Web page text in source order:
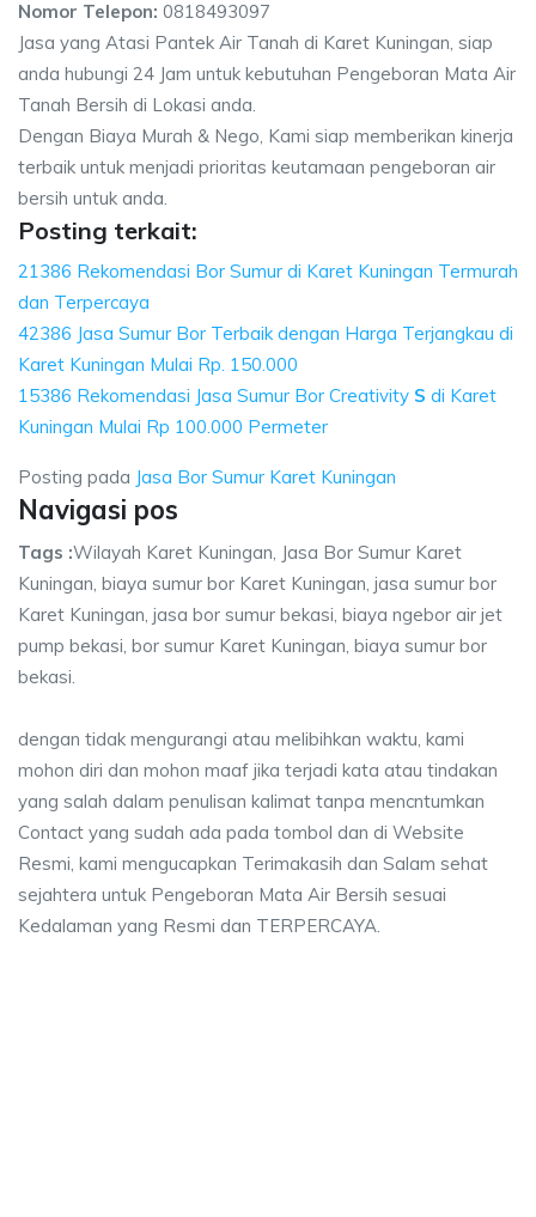
Nomor Telepon: 0818493097
Jasa yang Atasi Pantek Air Tanah di Karet Kuningan, siap
anda hubungi 24 Jam untuk kebutuhan Pengeboran Mata Air
Tanah Bersih di Lokasi anda.
Dengan Biaya Murah & Nego, Kami siap memberikan kinerja
terbaik untuk menjadi prioritas keutamaan pengeboran air
bersih untuk anda.
Posting terkait:
21386 Rekomendasi Bor Sumur di Karet Kuningan Termurah
dan Terpercaya
42386 Jasa Sumur Bor Terbaik dengan Harga Terjangkau di
Karet Kuningan Mulai Rp. 150.000
15386 Rekomendasi Jasa Sumur Bor Creativity S di Karet
Kuningan Mulai Rp 100.000 Permeter
Posting pada Jasa Bor Sumur Karet Kuningan
Navigasi pos
Tags :Wilayah Karet Kuningan, Jasa Bor Sumur Karet
Kuningan, biaya sumur bor Karet Kuningan, jasa sumur bor
Karet Kuningan, jasa bor sumur bekasi, biaya ngebor air jet
pump bekasi, bor sumur Karet Kuningan, biaya sumur bor
bekasi.
dengan tidak mengurangi atau melibihkan waktu, kami
mohon diri dan mohon maaf jika terjadi kata atau tindakan
yang salah dalam penulisan kalimat tanpa mencntumkan
Contact yang sudah ada pada tombol dan di Website
Resmi, kami mengucapkan Terimakasih dan Salam sehat
sejahtera untuk Pengeboran Mata Air Bersih sesuai
Kedalaman yang Resmi dan TERPERCAYA.